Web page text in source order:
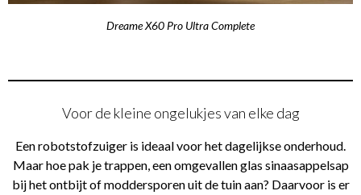
Dreame X60 Pro Ultra Complete
Voor de kleine ongelukjes van elke dag
Een robotstofzuiger is ideaal voor het dagelijkse onderhoud.
Maar hoe pak je trappen, een omgevallen glas sinaasappelsap
bij het ontbijt of moddersporen uit de tuin aan? Daarvoor is er